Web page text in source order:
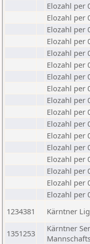
Elozahl per
Elozahl per
Elozahl per
Elozahl per
Elozahl per
Elozahl per
Elozahl per
Elozahl per
Elozahl per
Elozahl per
Elozahl per
Elozahl per
Elozahl per
Elozahl per
Elozahl per
Elozahl per
Elozahl per
1234381
Kärntner
1351253
Kärntner